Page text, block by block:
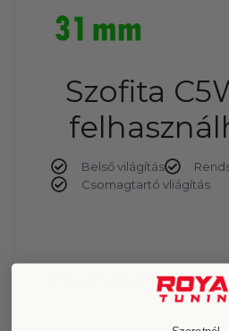
Szofita
Belső világítás
Csomagtartó vliágítás
Helyigény